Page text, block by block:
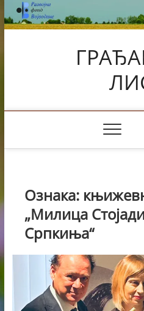
Skip
to
content
Ознака:
„Милица
Српкиња“